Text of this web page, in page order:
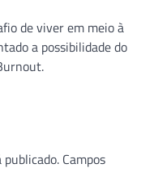
de viver em meio à
a possibilidade do
Campos